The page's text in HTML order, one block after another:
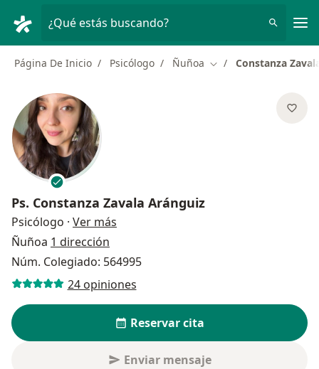
¿Qué estás buscando?
Página De Inicio Psicólogo Ñuñoa Cambiar de ciudad
Constanza
Ps. Constanza Zavala Aránguiz
Psicólogo · Ver más
Ñuñoa 1 dirección
Núm. Colegiado: 564995
24 opiniones
Reservar cita
Enviar mensaje